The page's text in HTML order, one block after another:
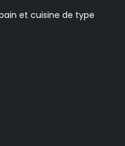
et cuisine de type